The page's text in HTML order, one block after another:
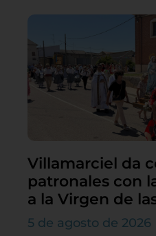
Villamarciel da
patronales con
a la Virgen de
5 de agosto de 2026